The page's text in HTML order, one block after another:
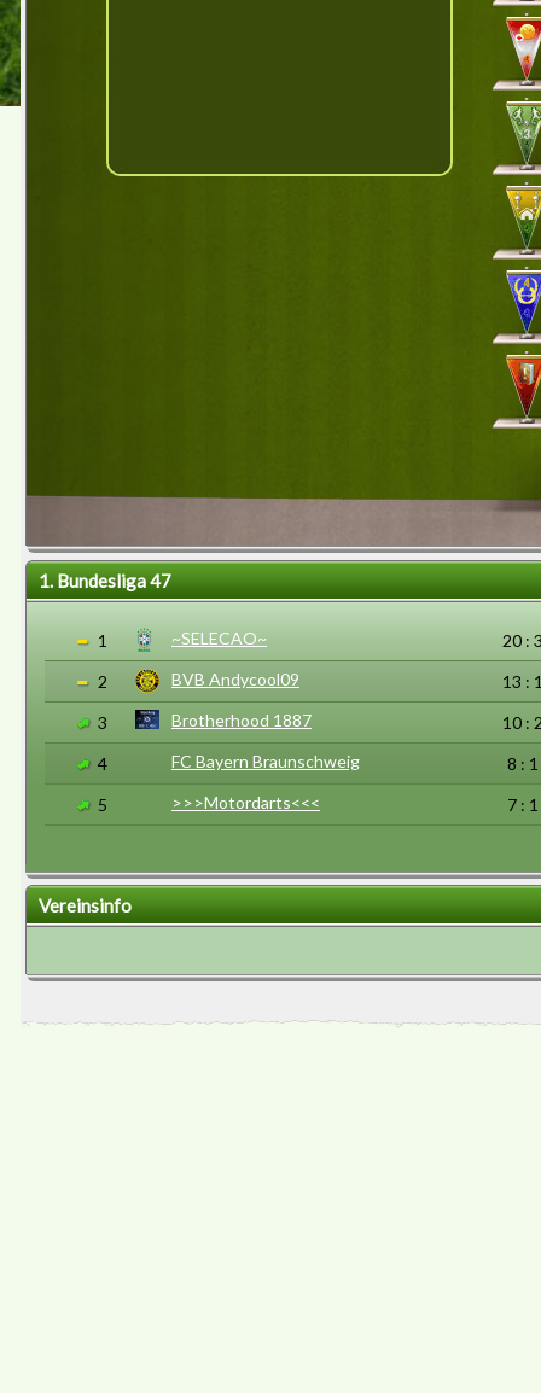
1. Bundesliga 47
1 ~SELECAO~
20 :
2
BVB Andycool09
13 :
3
Brotherhood 1887
10 :
4
FC Bayern Braunschweig
8 : 1
5
>>>Motordarts<<< 7 : 1
Vereinsinfo